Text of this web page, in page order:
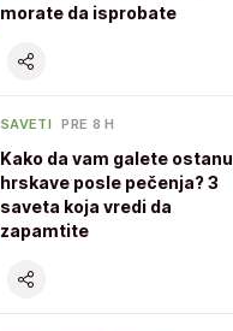
morate da isprobate
SAVETI PRE 8 H
Kako da vam galete ostanu
hrskave posle pečenja? 3
saveta koja vredi da
zapamtite